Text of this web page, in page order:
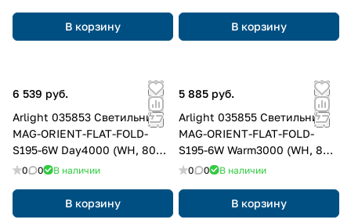
В корзину В корзину
6 539 руб.
Arlight 035853 Светильник
MAG-ORIENT-FLAT-FOLD-
S195-6W Day4000 (WH, 80
deg, 48V, DALI) (Arlight, IP20
0 0 В наличии
В корзину
5 885 руб.
Arlight 035855 Светильник
MAG-ORIENT-FLAT-FOLD-
S195-6W Warm3000 (WH, 80
deg, 48V, DALI) (Arlight, IP20
0 0 В наличии
В корзину